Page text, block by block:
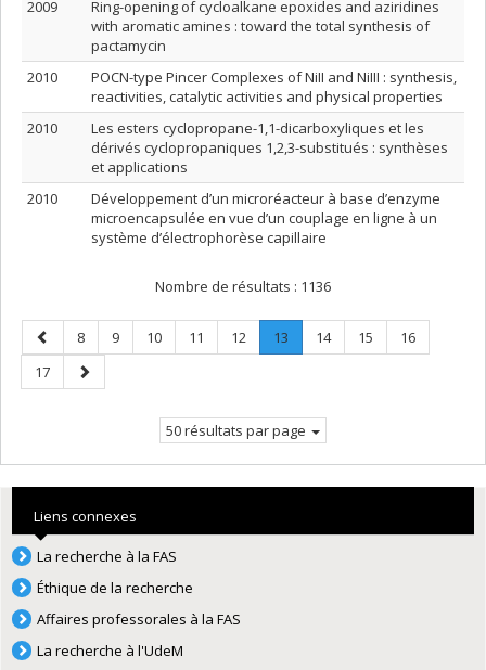
2009
Ring-opening of cycloalkane epoxides and aziridines
with aromatic amines : toward the total synthesis of
pactamycin
2010
POCN-type Pincer Complexes of NiII and NiIII : synthesis,
reactivities, catalytic activities and physical properties
2010
Les esters cyclopropane-1,1-dicarboxyliques et les
dérivés cyclopropaniques 1,2,3-substitués : synthèses
et applications
2010
Développement d’un microréacteur à base d’enzyme
microencapsulée en vue d’un couplage en ligne à un
système d’électrophorèse capillaire
Nombre de résultats : 1136
Page
précédente
Page
8 Page
9 Page
10 Page
11 Page
12 Page
13
Page
Page
14 Page
15 Page
16
Page
17
Page
suivante
50 résultats par page
Liens connexes
La recherche à la FAS
Éthique de la recherche
Affaires professorales à la FAS
La recherche à l'UdeM